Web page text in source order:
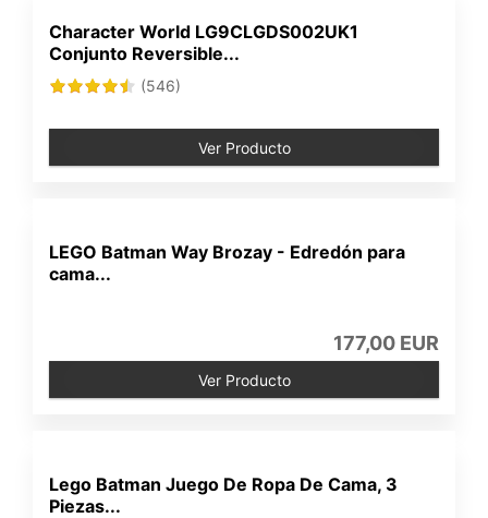
Character World LG9CLGDS002UK1
Conjunto Reversible...
(546)
Ver Producto
LEGO Batman Way Brozay - Edredón para
cama...
177,00 EUR
Ver Producto
Lego Batman Juego De Ropa De Cama, 3
Piezas...